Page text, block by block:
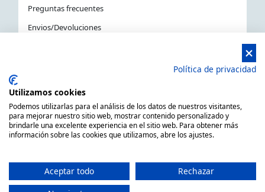
Preguntas frecuentes
Envios/Devoluciones
La Tienda Náutica en Barcelona
C/ Primer de Maig 6, 08980 Sant Feliu de Llobregat,
Barcelona (España)
Horario de 9.00h a 14:00h y de 15.00h a 18.00h -
Política de privacidad
Utilizamos cookies
Podemos utilizarlas para el análisis de los datos de nuestros visitantes,
para mejorar nuestro sitio web, mostrar contenido personalizado y
brindarle una excelente experiencia en el sitio web. Para obtener más
información sobre las cookies que utilizamos, abre los ajustes.
Aceptar todo
Rechazar